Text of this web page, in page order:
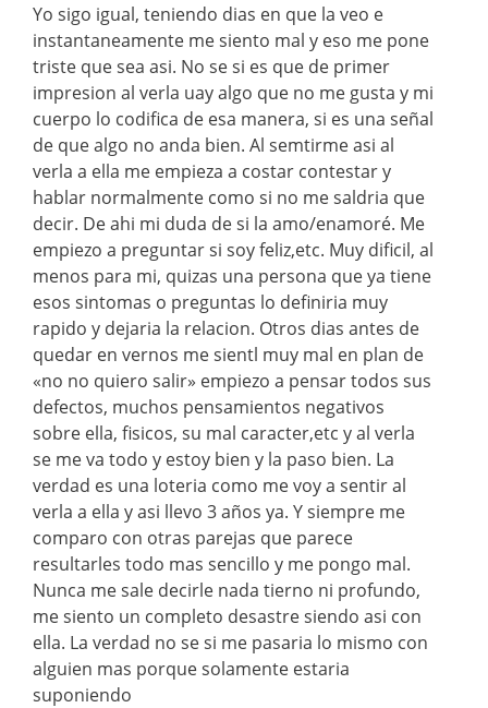
Yo sigo igual, teniendo dias en que la veo e
instantaneamente me siento mal y eso me pone
triste que sea asi. No se si es que de primer
impresion al verla uay algo que no me gusta y mi
cuerpo lo codifica de esa manera, si es una señal
de que algo no anda bien. Al semtirme asi al
verla a ella me empieza a costar contestar y
hablar normalmente como si no me saldria que
decir. De ahi mi duda de si la amo/enamoré. Me
empiezo a preguntar si soy feliz,etc. Muy dificil, al
menos para mi, quizas una persona que ya tiene
esos sintomas o preguntas lo definiria muy
rapido y dejaria la relacion. Otros dias antes de
quedar en vernos me sientl muy mal en plan de
«no no quiero salir» empiezo a pensar todos sus
defectos, muchos pensamientos negativos
sobre ella, fisicos, su mal caracter,etc y al verla
se me va todo y estoy bien y la paso bien. La
verdad es una loteria como me voy a sentir al
verla a ella y asi llevo 3 años ya. Y siempre me
comparo con otras parejas que parece
resultarles todo mas sencillo y me pongo mal.
Nunca me sale decirle nada tierno ni profundo,
me siento un completo desastre siendo asi con
ella. La verdad no se si me pasaria lo mismo con
alguien mas porque solamente estaria
suponiendo